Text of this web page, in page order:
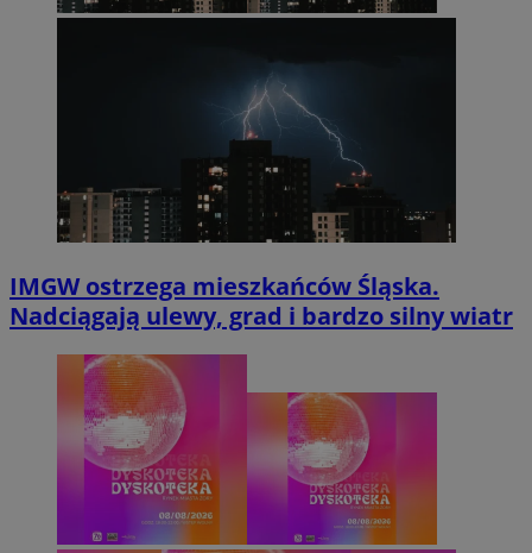
IMGW ostrzega mieszkańców Śląska.
Nadciągają ulewy, grad i bardzo silny wiatr